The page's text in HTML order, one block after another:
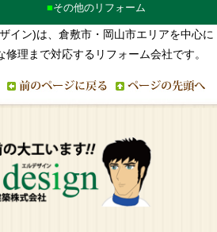
その他のリフォーム
イン)は、倉敷市・岡山市エリアを中心に
理まで対応するリフォーム会社です。